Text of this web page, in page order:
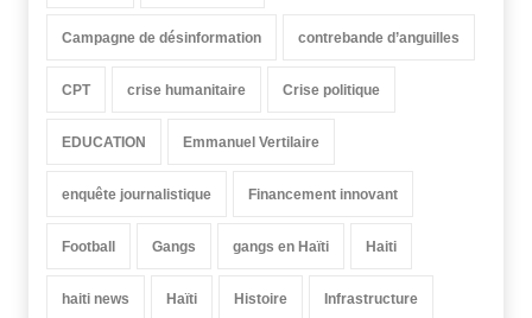
Campagne de désinformation contrebande d’anguilles
CPT crise humanitaire Crise politique
EDUCATION Emmanuel Vertilaire
enquête journalistique Financement innovant
Football Gangs gangs en Haïti Haiti
haiti news Haïti Histoire Infrastructure